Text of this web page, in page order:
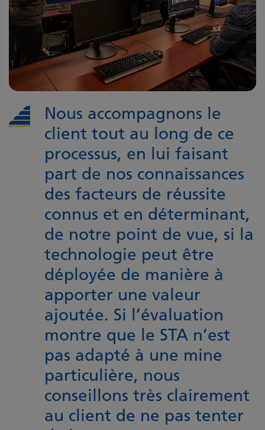
Nous accompagnons le
client tout au long de ce
processus, en lui faisant
part de nos connaissances
des facteurs de réussite
connus et en déterminant,
de notre point de vue, si la
technologie peut être
déployée de manière à
apporter une valeur
ajoutée. Si l’évaluation
montre que le STA n’est
pas adapté à une mine
particulière, nous
conseillons très clairement
au client de ne pas tenter